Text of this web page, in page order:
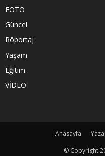
FOTO
Güncel
Röportaj
Yaşam
Eğitim
VİDEO
Anasayfa
© Copyright